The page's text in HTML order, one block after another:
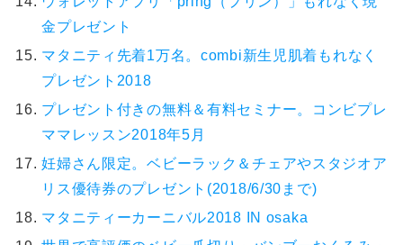
金プレゼント
マタニティ先着1万名。combi新生児肌着もれなく
プレゼント2018
プレゼント付きの無料＆有料セミナー。コンビプレ
ママレッスン2018年5月
妊婦さん限定。ベビーラック＆チェアやスタジオア
リス優待券のプレゼント(2018/6/30まで)
マタニティーカーニバル2018 IN osaka